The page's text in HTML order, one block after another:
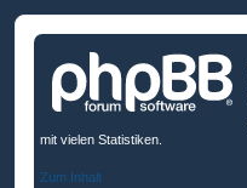
mit vielen Statistiken.
Zum Inhalt